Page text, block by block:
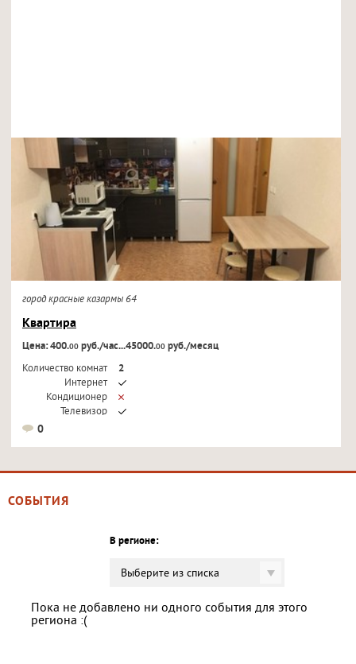
город красные казармы 64
Квартира
Цена: 400.00руб./час...45000.00руб./месяц
Количество комнат
2
Интернет
Кондиционер
Телевизор
0
СОБЫТИЯ
В регионе:
Выберите из списка
Пока не добавлено ни одного события для этого
региона :(